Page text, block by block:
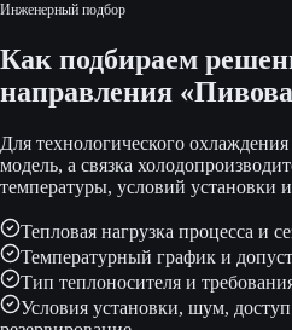
Инженерный подбор
Как подбираем
направления
Для технологического
модель, а связка
температуры, условий установки
Тепловая нагрузка процесса и
Температурный график и
Тип теплоносителя и
Условия установки, шум,